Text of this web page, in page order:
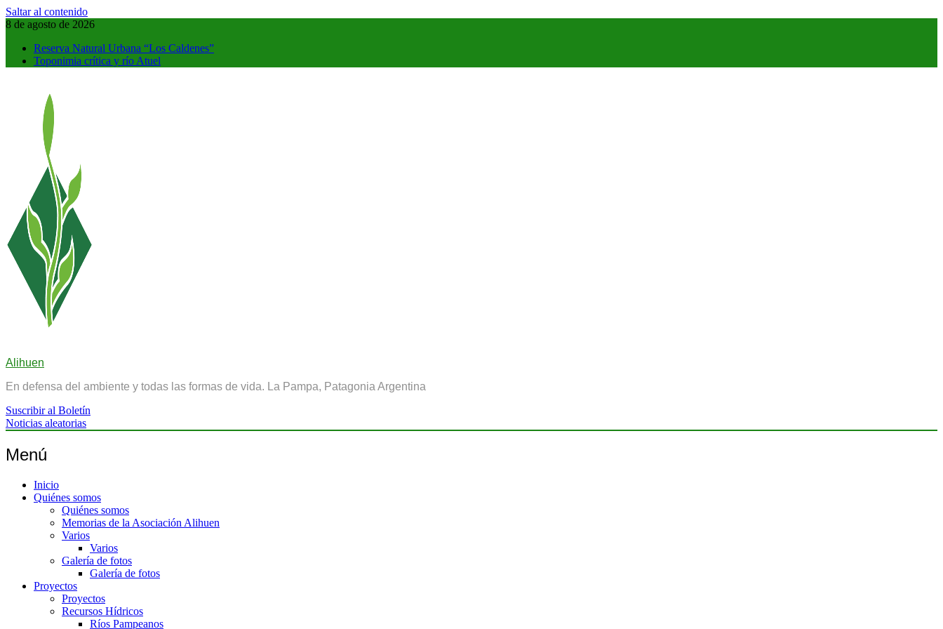
Saltar al contenido
8 de agosto de 2026
Reserva Natural Urbana “Los Caldenes”
Toponimia crítica y río Atuel
Alihuen
En defensa del ambiente y todas las formas de vida. La Pampa, Patagonia Argentina
Suscribir al Boletín
Noticias aleatorias
Menú
Inicio
Quiénes somos
Quiénes somos
Memorias de la Asociación Alihuen
Varios
Varios
Galería de fotos
Galería de fotos
Proyectos
Proyectos
Recursos Hídricos
Ríos Pampeanos